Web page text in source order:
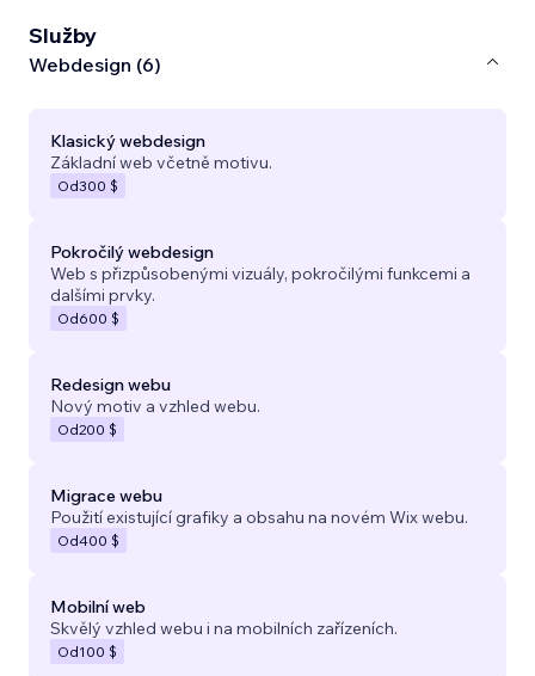
Služby
Webdesign (6)
Klasický webdesign
Základní web včetně motivu.
Od300 $
Pokročilý webdesign
Web s přizpůsobenými vizuály, pokročilými funkcemi a
dalšími prvky.
Od600 $
Redesign webu
Nový motiv a vzhled webu.
Od200 $
Migrace webu
Použití existující grafiky a obsahu na novém Wix webu.
Od400 $
Mobilní web
Skvělý vzhled webu i na mobilních zařízeních.
Od100 $